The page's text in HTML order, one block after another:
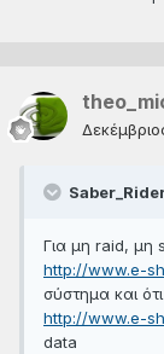
Για μη raid, μη
http://www.e-
σύστημα και
http://www.e-
data